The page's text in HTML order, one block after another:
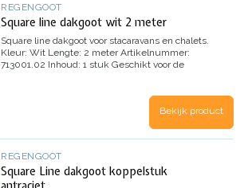
REGENGOOT
Square line dakgoot wit 2 meter
Square line dakgoot voor stacaravans en chalets.
Kleur: Wit Lengte: 2 meter Artikelnummer:
713001.02 Inhoud: 1 stuk Geschikt voor de
Europa - BK Bleubird - Carnaby - Abi - Delta -
Topline - Evolution - Tudor - Galaxy - Brentmere -
Ams - Arronbrook - Ascot - Atlantis - Second
home - Victory - Swift - Regal - etc. In verband
verzendkosten hoger dan u gewend bent. In de
winkelwagen vindt u de verzendkosten voor uw
bestelling. Momenteel worden deze dakgoten
Bekijk product
REGENGOOT
Square Line dakgoot koppelstuk